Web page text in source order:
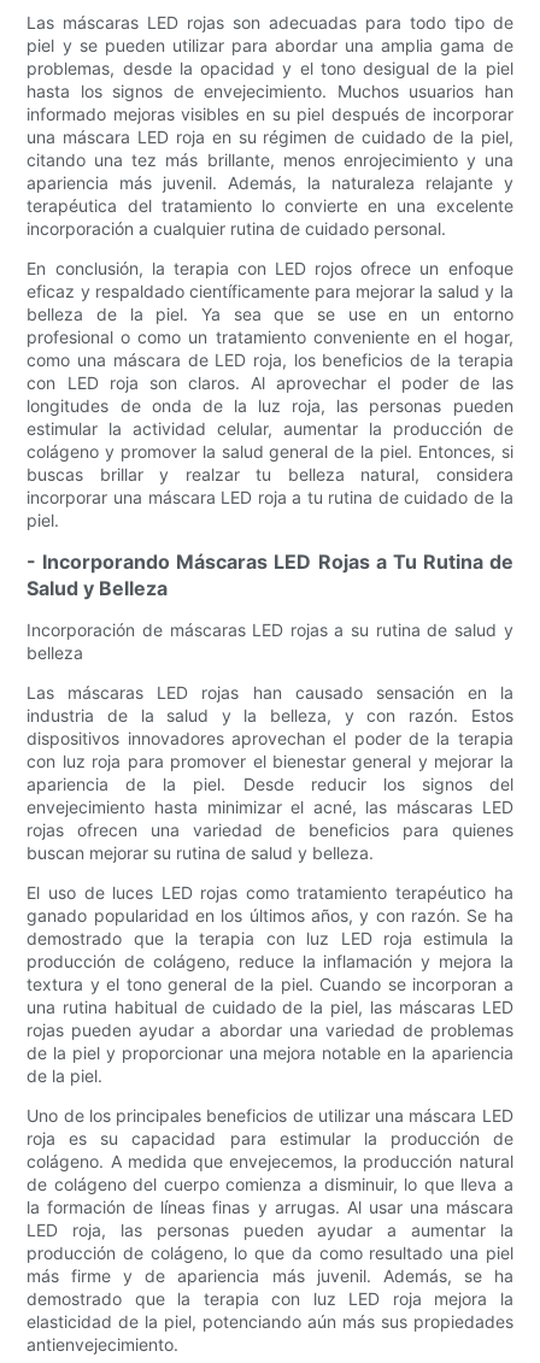
Las máscaras LED rojas son adecuadas para todo tipo de
piel y se pueden utilizar para abordar una amplia gama de
problemas, desde la opacidad y el tono desigual de la piel
hasta los signos de envejecimiento. Muchos usuarios han
informado mejoras visibles en su piel después de incorporar
una máscara LED roja en su régimen de cuidado de la piel,
citando una tez más brillante, menos enrojecimiento y una
apariencia más juvenil. Además, la naturaleza relajante y
terapéutica del tratamiento lo convierte en una excelente
incorporación a cualquier rutina de cuidado personal.
En conclusión, la terapia con LED rojos ofrece un enfoque
eficaz y respaldado científicamente para mejorar la salud y la
belleza de la piel. Ya sea que se use en un entorno
profesional o como un tratamiento conveniente en el hogar,
como una máscara de LED roja, los beneficios de la terapia
con LED roja son claros. Al aprovechar el poder de las
longitudes de onda de la luz roja, las personas pueden
estimular la actividad celular, aumentar la producción de
colágeno y promover la salud general de la piel. Entonces, si
buscas brillar y realzar tu belleza natural, considera
incorporar una máscara LED roja a tu rutina de cuidado de la
piel.
- Incorporando Máscaras LED Rojas a Tu Rutina de
Salud y Belleza
Incorporación de máscaras LED rojas a su rutina de salud y
belleza
Las máscaras LED rojas han causado sensación en la
industria de la salud y la belleza, y con razón. Estos
dispositivos innovadores aprovechan el poder de la terapia
con luz roja para promover el bienestar general y mejorar la
apariencia de la piel. Desde reducir los signos del
envejecimiento hasta minimizar el acné, las máscaras LED
rojas ofrecen una variedad de beneficios para quienes
buscan mejorar su rutina de salud y belleza.
El uso de luces LED rojas como tratamiento terapéutico ha
ganado popularidad en los últimos años, y con razón. Se ha
demostrado que la terapia con luz LED roja estimula la
producción de colágeno, reduce la inflamación y mejora la
textura y el tono general de la piel. Cuando se incorporan a
una rutina habitual de cuidado de la piel, las máscaras LED
rojas pueden ayudar a abordar una variedad de problemas
de la piel y proporcionar una mejora notable en la apariencia
de la piel.
Uno de los principales beneficios de utilizar una máscara LED
roja es su capacidad para estimular la producción de
colágeno. A medida que envejecemos, la producción natural
de colágeno del cuerpo comienza a disminuir, lo que lleva a
la formación de líneas finas y arrugas. Al usar una máscara
LED roja, las personas pueden ayudar a aumentar la
producción de colágeno, lo que da como resultado una piel
más firme y de apariencia más juvenil. Además, se ha
demostrado que la terapia con luz LED roja mejora la
elasticidad de la piel, potenciando aún más sus propiedades
antienvejecimiento.